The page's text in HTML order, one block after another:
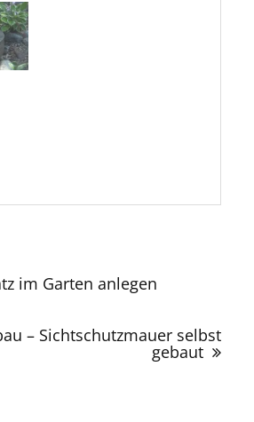
im Garten anlegen
– Sichtschutzmauer selbst
gebaut